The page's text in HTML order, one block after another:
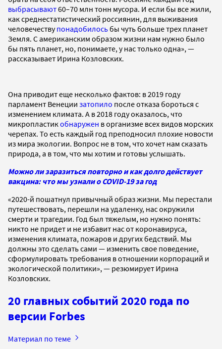
выбрасывают60–70 млн тонн мусора. И если бы все жили,
как среднестатистический россиянин, для выживания
человечествупонадобилосьбы чуть больше трех планет
Земля. С американским образом жизни нам нужно было
бы пять планет, но, понимаете, у нас только одна», —
рассказывает Ирина Козловских.
Она приводит еще несколько фактов: в 2019 году
парламент Венеции затопило после отказа бороться с
изменением климата. А в 2018 году оказалось, что
микропластикобнаружен в организме всех видов морских
черепах. То есть каждый год преподносил плохие новости
из мира экологии. Вопрос не в том, что хочет нам сказать
природа, а в том, что мы хотим и готовы услышать.
Можно ли заразиться повторно и как долго действует
вакцина: что мы узнали о COVID-19 за год
«2020-й пошатнул привычный образ жизни. Мы перестали
путешествовать, перешли на удаленку, нас окружили
смерти и трагедии. Год был тяжелым, но нужно понять:
никто не придет и не избавит нас от коронавируса,
изменения климата, пожаров и других бедствий. Мы
должны это сделать сами — изменить свое поведение,
сформулировать требования в отношении корпораций и
экологической политики», — резюмирует Ирина
Козловских.
20 главных событий 2020 года по
версии Forbes
Материал по теме